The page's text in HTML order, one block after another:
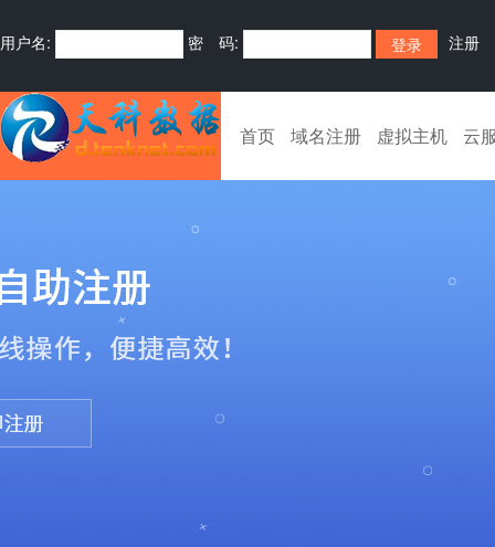
用户名: 密 码: 注册
首页 域名注册 虚拟主机 云